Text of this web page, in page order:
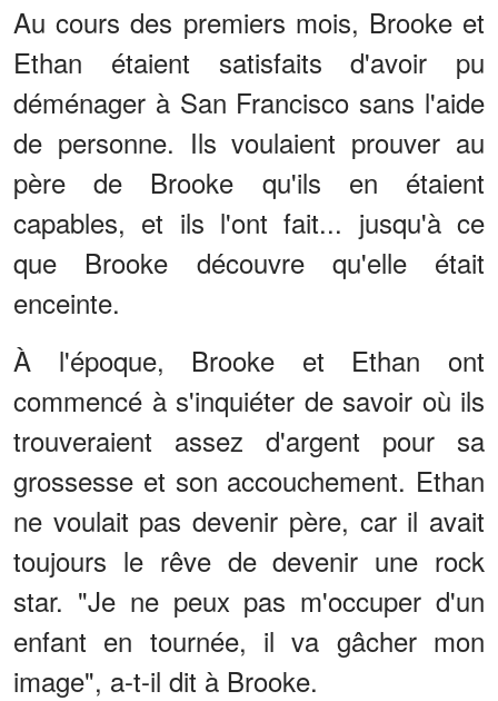
Au cours des premiers mois, Brooke et
Ethan étaient satisfaits d'avoir pu
déménager à San Francisco sans l'aide
de personne. Ils voulaient prouver au
père de Brooke qu'ils en étaient
capables, et ils l'ont fait... jusqu'à ce
que Brooke découvre qu'elle était
enceinte.
À l'époque, Brooke et Ethan ont
commencé à s'inquiéter de savoir où ils
trouveraient assez d'argent pour sa
grossesse et son accouchement. Ethan
ne voulait pas devenir père, car il avait
toujours le rêve de devenir une rock
star. "Je ne peux pas m'occuper d'un
enfant en tournée, il va gâcher mon
image", a-t-il dit à Brooke.